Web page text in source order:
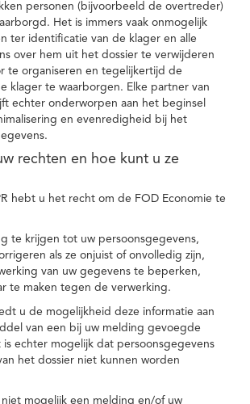
personen (bijvoorbeeld de overtreder)
Het is immers vaak onmogelijk
ter identificatie van de klager en alle
over hem uit het dossier te verwijderen
te organiseren en tegelijkertijd de
klager te waarborgen. Elke partner van
echter onderworpen aan het beginsel
en evenredigheid bij het
rechten en hoe kunt u ze
hebt u het recht om de FOD Economie te
te krijgen tot uw persoonsgegevens,
als ze onjuist of onvolledig zijn,
van uw gegevens te beperken,
te maken tegen de verwerking.
u de mogelijkheid deze informatie aan
van een bij uw melding gevoegde
is echter mogelijk dat persoonsgegevens
het dossier niet kunnen worden
niet mogelijk een melding en/of uw